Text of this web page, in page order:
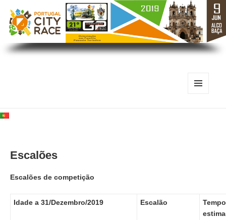
Escalões
Escalões de competição
Idade a 31/Dezembro/2019 Escalão
Tempo